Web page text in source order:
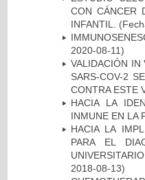
CON CÁNCER
INFANTIL.
2020-08-11)
VALIDACIÓN IN
SARS-COV-2
CONTRA ESTE
HACIA LA
INMUNE EN LA
HACIA LA
PARA EL
2018-08-13)